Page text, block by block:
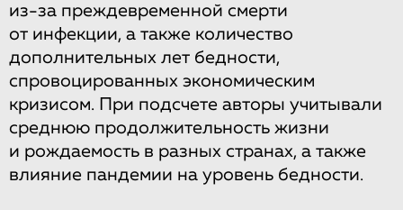
из-за преждевременной смерти
от инфекции, а также количество
дополнительных лет бедности,
спровоцированных экономическим
кризисом. При подсчете авторы учитывали
среднюю продолжительность жизни
и рождаемость в разных странах, а также
влияние пандемии на уровень бедности.